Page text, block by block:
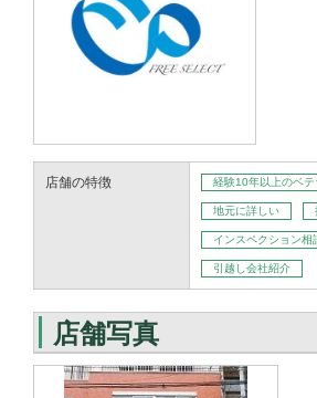
店舗の特徴 経験10年以上のベ
地元に詳しい
インスペクション相
引越し会社紹介
店舗写真